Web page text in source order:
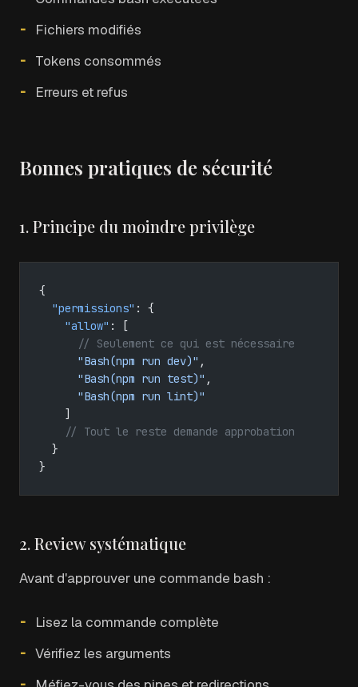
Fichiers modifiés
Tokens consommés
Erreurs et refus
Bonnes pratiques de sécurité
1. Principe du moindre privilège
{
  "permissions"
: {
    "allow"
: [
      // Seulement ce qui est nécessaire
      "Bash(npm run dev)"
,
      "Bash(npm run test)"
,
      "Bash(npm run lint)"
    ]
    // Tout le reste demande approbation
  }
}
2. Review systématique
Avant d'approuver une commande bash :
Lisez la commande complète
Vérifiez les arguments